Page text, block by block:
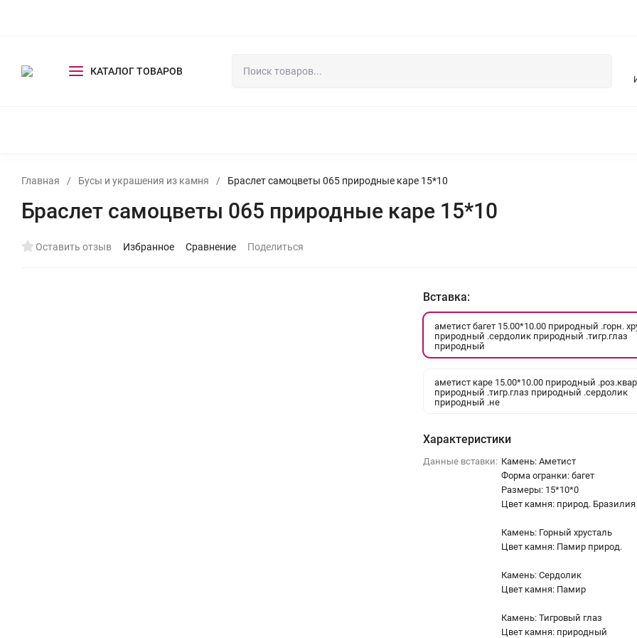
КАТАЛОГ ТОВАРОВ
Главная / Бусы и украшения из камня / Браслет самоцветы 065 природные каре 15*10
Браслет самоцветы 065 природные каре 15*10
Оставить отзыв Избранное Сравнение Поделиться
Вставка:
аметист багет 15.00*10.00 природный .горн.
природный .сердолик природный .тигр.глаз
природный
аметист каре 15.00*10.00 природный
природный .тигр.глаз природный .сердолик
природный .не
Характеристики
Данные вставки: Камень: Аметист
Форма огранки: багет
Размеры: 15*10*0
Цвет камня: природ. Бразилия
Камень: Горный хрусталь
Цвет камня: Памир природ.
Камень: Сердолик
Цвет камня: Памир
Камень: Тигровый глаз
Цвет камня: природный